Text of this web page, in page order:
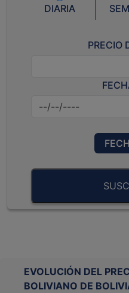
DIARIA
PRECIO
EVOLUCIÓN DEL
BOLIVIANO DE